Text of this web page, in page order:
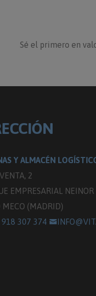
Sé el primero en
Y ALMACÉN
2
EMPRESARIAL
(MADRID)
918 307 374